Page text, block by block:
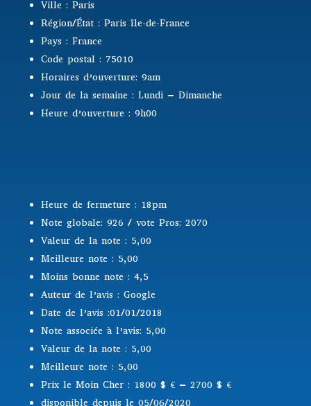
Ville : Paris
Région/État : Paris île-de-France
Pays : France
Code postal : 75010
Horaires d’ouverture: 9am
Jour de la semaine : Lundi – Dimanche
Heure d’ouverture : 9h00
Heure de fermeture : 18pm
Note globale: 926 / vote Pros: 2070
Valeur de la note : 5,00
Meilleure note : 5,00
Moins bonne note : 4,5
Auteur de l’avis : Google
Date de l’avis :01/01/2018
Note associée à l’avis: 5,00
Valeur de la note : 5,00
Meilleure note : 5,00
Prix le Moin Cher : 1800 $ € – 2700 $ €
disponible depuis le 05/06/2020